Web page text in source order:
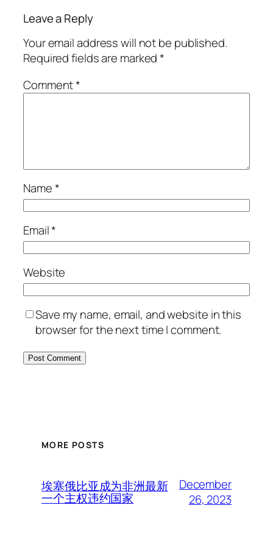
Leave a Reply
Your email address will not be published.
Required fields are marked*
Comment*
Name*
Email*
Website
Save my name, email, and website in this
browser for the next time I comment.
MORE POSTS
埃塞俄比亚成为非洲最新
一个主权违约国家
December
26, 2023